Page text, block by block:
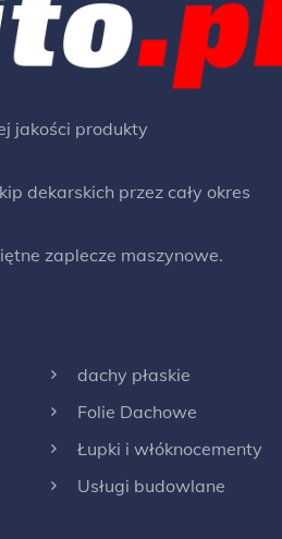
jakości produkty
dekarskich przez cały okres
zaplecze maszynowe.
dachy płaskie
Folie Dachowe
Łupki i włóknocementy
Usługi budowlane